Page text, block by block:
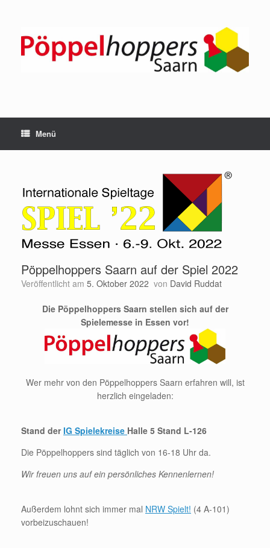
Menü
Pöppelhoppers Saarn auf der Spiel 2022
Veröffentlicht am 5. Oktober 2022 von David Ruddat
Die Pöppelhoppers Saarn stellen sich auf der
Spielemesse in Essen vor!
Wer mehr von den Pöppelhoppers Saarn erfahren will, ist
herzlich eingeladen:
Stand derIG Spielekreise Halle 5 Stand L-126
Die Pöppelhoppers sind täglich von 16-18 Uhr da.
Wir freuen uns auf ein persönliches Kennenlernen!
Außerdem lohnt sich immer mal NRW Spielt! (4 A-101)
vorbeizuschauen!